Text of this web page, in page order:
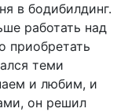
в бодибилдинг.
работать над
приобретать
теми
и любим, и
он решил